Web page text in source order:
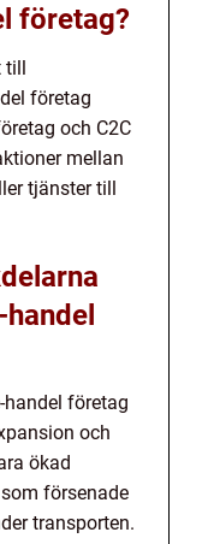
företag?
till
företag
och C2C
mellan
tjänster till
företag
och
ökad
försenade
transporten.